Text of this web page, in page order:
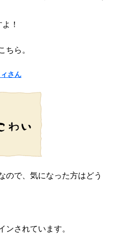
！
ちら。
さん
ので、気になった方はどう
ンされています。